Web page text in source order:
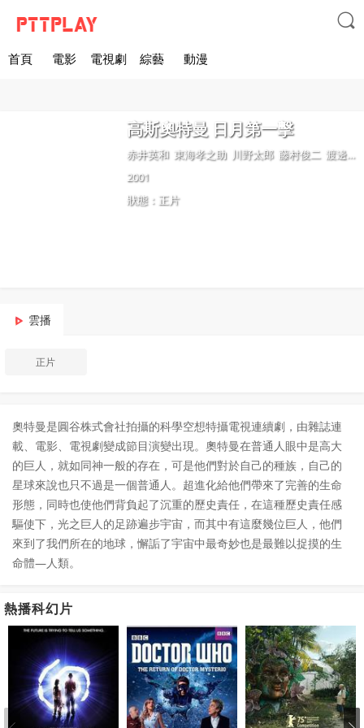

首頁 電影 電視劇 綜藝 動漫
高斯奧特曼 日月第一擊
赤井英和 東海孝之助 川野太郎 藤村俊二 渡邊一計
2001
狀態：正片
雲播
正片
奧特曼是圓谷株式會社拍攝的科學空想特攝電視連續劇，由雜誌連
載、電影、電視劇變成節目演變出現。奧特曼在普通人眼中是高大
的巨人，就如同神一般的存在，可是他們對於自己的種族，自己的
星球來說也只不過是一個普通人。超進化給他們帶來了完善的生命
形態，同時也使他們背負起了沉重的歷史責任，在這種歷史責任感
驅使下，光之巨人的足跡遍步宇宙，而其中有這麼幾位巨人，他們
來到了我們所在的地球，懈詬了宇宙中最奇妙也是最難以捉摸的生
命體―人類。
熱播科幻片